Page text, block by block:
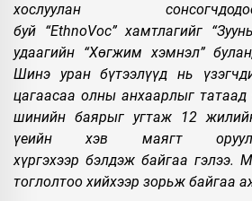
хослуулан
буй “EthnoVoc” хамтлагийг
удаагийн “Хөгжим хэмнэл”
Шинэ уран бүтээлүүд нь
цагаасаа олны анхаарлыг татаад
шинийн баярыг угтаж 12
үеийн хэв маягт
хүргэхээр бэлдэж байгаа гэлээ.
тоглолтоо хийхээр зорьж байгаа